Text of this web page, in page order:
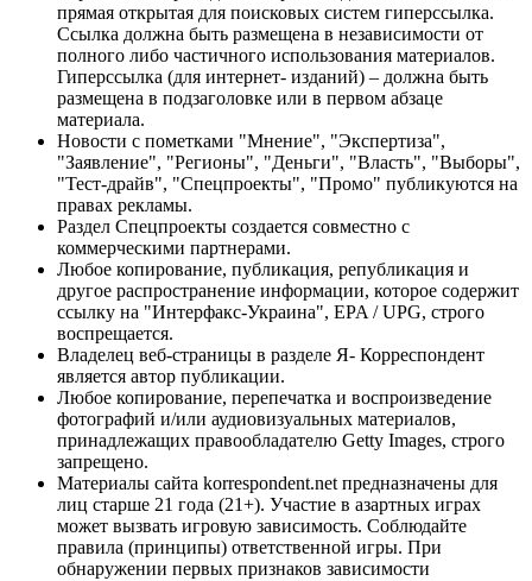
прямая открытая для поисковых систем гиперссылка.
Ссылка должна быть размещена в независимости от
полного либо частичного использования материалов.
Гиперссылка (для интернет- изданий) – должна быть
размещена в подзаголовке или в первом абзаце
материала.
Новости с пометками "Мнение", "Экспертиза",
"Заявление", "Регионы", "Деньги", "Власть", "Выборы",
"Тест-драйв", "Спецпроекты", "Промо" публикуются на
правах рекламы.
Раздел Спецпроекты создается совместно с
коммерческими партнерами.
Любое копирование, публикация, републикация и
другое распространение информации, которое содержит
ссылку на "Интерфакс-Украина", EPA / UPG, строго
воспрещается.
Владелец веб-страницы в разделе Я- Корреспондент
является автор публикации.
Любое копирование, перепечатка и воспроизведение
фотографий и/или аудиовизуальных материалов,
принадлежащих правообладателю Getty Images, строго
запрещено.
Материалы сайта korrespondent.net предназначены для
лиц старше 21 года (21+). Участие в азартных играх
может вызвать игровую зависимость. Соблюдайте
правила (принципы) ответственной игры. При
обнаружении первых признаков зависимости